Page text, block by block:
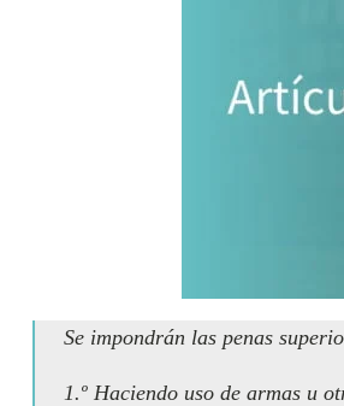
Se impondrán las penas
1.º Haciendo uso de armas u